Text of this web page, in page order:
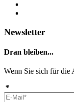
Newsletter
Dran bleiben...
Wenn Sie sich für die
*